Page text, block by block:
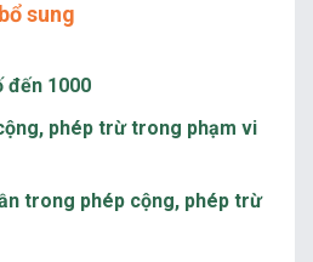
sung
đến 1000
phép trừ trong phạm vi
trong phép cộng, phép trừ